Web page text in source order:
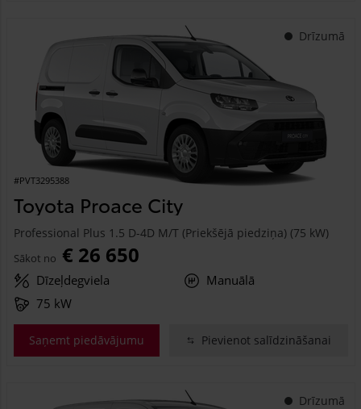
Drīzumā
#PVT3295388
Toyota Proace City
Professional Plus 1.5 D-4D M/T (Priekšējā piedziņa) (75 kW)
Sākot no € 26 650
Dīzeļdegviela
Manuālā
75 kW
Saņemt piedāvājumu Pievienot salīdzināšanai
Drīzumā